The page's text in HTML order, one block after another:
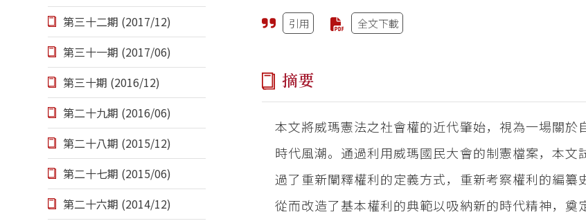
第三十二期 (2017/12)
第三十一期 (2017/06)
第三十期 (2016/12)
第二十九期 (2016/06)
第二十八期 (2015/12)
第二十七期 (2015/06)
第二十六期 (2014/12)
引用 全文下載
摘要
本文將威瑪憲法之社會權的近代肇始，視為一場關
時代風潮。通過利用威瑪國民大會的制憲檔案，本
過了重新闡釋權利的定義方式，重新考察權利的編纂
從而改造了基本權利的典範以吸納新的時代精神，